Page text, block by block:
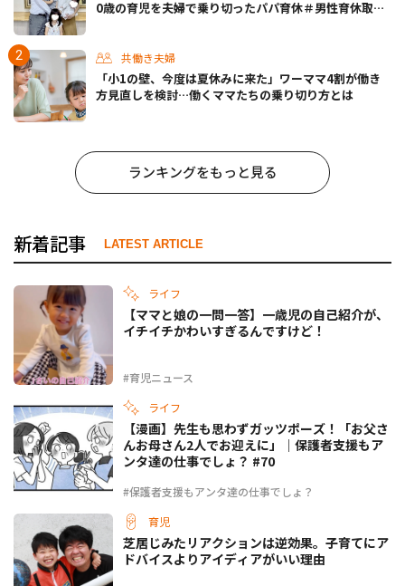
0歳の育児を夫婦で乗り切ったパパ育休＃男性育休取っ
共働き夫婦
「小1の壁、今度は夏休みに来た」ワーママ4割が働き
方見直しを検討…働くママたちの乗り切り方とは
ランキングをもっと見る
新着記事 LATEST ARTICLE
ライフ
#育児ニュース
【ママと娘の一問一答】一歳児の自己紹介が、
イチイチかわいすぎるんですけど！
ライフ
#保護者支援もアンタ達の仕事でしょ？
【漫画】先生も思わずガッツポーズ！「お父さ
んお母さん2人でお迎えに」｜保護者支援もア
ンタ達の仕事でしょ？ #70
育児
芝居じみたリアクションは逆効果。子育てにア
ドバイスよりアイディアがいい理由